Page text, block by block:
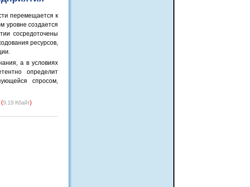
перемещается к
уровне создается
сосредоточены
ресурсов,
а в условиях
определит
спросом,
(9.19 Кбайт)